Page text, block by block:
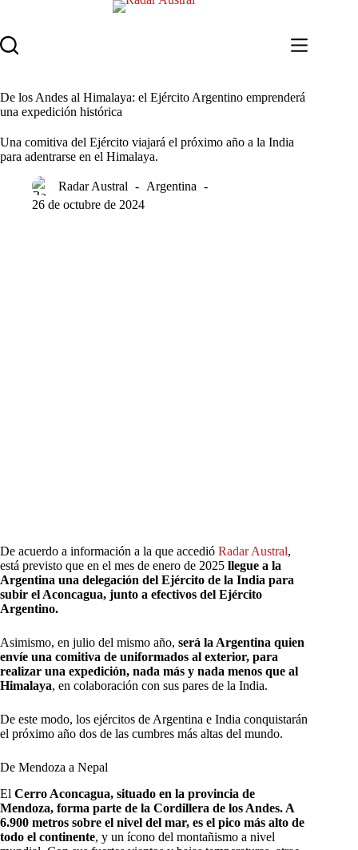
contenido
De los Andes al Himalaya: el Ejército Argentino emprenderá
una expedición histórica
Una comitiva del Ejército viajará el próximo año a la India
para adentrarse en el Himalaya.
Radar Austral
Argentina
26 de octubre de 2024
De acuerdo a información a la que accedió Radar Austral,
está previsto que en el mes de enero de 2025 llegue a la
Argentina una delegación del Ejército de la India para
subir el Aconcagua, junto a efectivos del Ejército
Argentino.
Asimismo, en julio del mismo año, será la Argentina quien
envíe una comitiva de uniformados al exterior, para
realizar una expedición, nada más y nada menos que al
Himalaya, en colaboración con sus pares de la India.
De este modo, los ejércitos de Argentina e India conquistarán
el próximo año dos de las cumbres más altas del mundo.
De Mendoza a Nepal
El Cerro Aconcagua, situado en la provincia de
Mendoza, forma parte de la Cordillera de los Andes. A
6.900 metros sobre el nivel del mar, es el pico más alto de
todo el continente, y un ícono del montañismo a nivel